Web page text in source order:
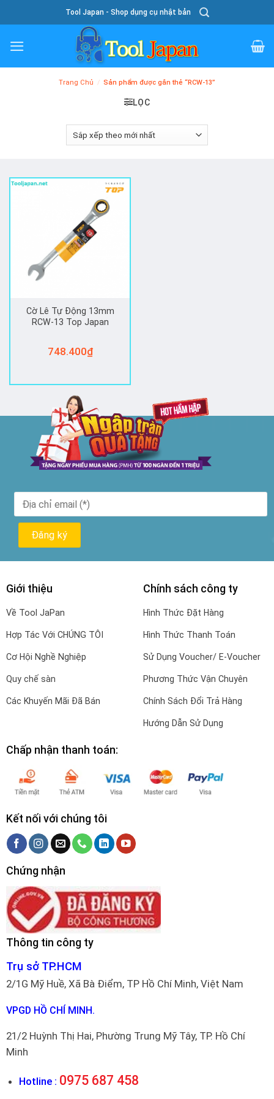
To
Content
Tool Japan - Shop dụng cụ nhật bản
Trang Chủ / Sản phẩm được gắn thẻ “RCW-13”
LỌC
Cờ Lê Tự Động 13mm
RCW-13 Top Japan
748.400₫
Giới thiệu
Về Tool JaPan
Hợp Tác Với CHÚNG TÔI
Cơ Hội Nghề Nghiệp
Quy chế sàn
Các Khuyến Mãi Đã Bán
Chính sách công ty
Hình Thức Đặt Hàng
Hình Thức Thanh Toán
Sử Dụng Voucher/ E-Voucher
Phương Thức Vận Chuyên
Chính Sách Đổi Trả Hàng
Hướng Dẫn Sử Dụng
Chấp nhận thanh toán:
Kết nối với chúng tôi
Chứng nhận
Thông tin công ty
Trụ sở TP.HCM
2/1G Mỹ Huề, Xã Bà Điểm, TP Hồ Chí Minh, Việt Nam
VPGD HỒ CHÍ MINH.
21/2 Huỳnh Thị Hai, Phường Trung Mỹ Tây, TP. Hồ Chí
Minh
Hotline : 0975 687 458